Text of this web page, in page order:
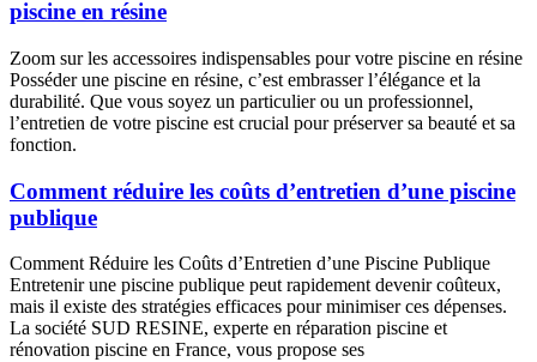
piscine en résine
Zoom sur les accessoires indispensables pour votre piscine en résine
Posséder une piscine en résine, c’est embrasser l’élégance et la
durabilité. Que vous soyez un particulier ou un professionnel,
l’entretien de votre piscine est crucial pour préserver sa beauté et sa
fonction.
Comment réduire les coûts d’entretien d’une piscine
publique
Comment Réduire les Coûts d’Entretien d’une Piscine Publique
Entretenir une piscine publique peut rapidement devenir coûteux,
mais il existe des stratégies efficaces pour minimiser ces dépenses.
La société SUD RESINE, experte en réparation piscine et
rénovation piscine en France, vous propose ses